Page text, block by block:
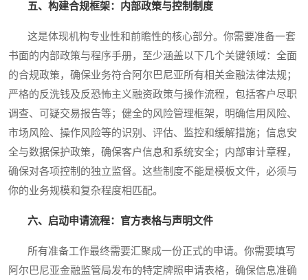
五、构建合规框架：内部政策与控制制度
这是体现机构专业性和前瞻性的核心部分。你需要准备一套
书面的内部政策与程序手册，至少涵盖以下几个关键领域：全面
的合规政策，确保业务符合阿尔巴尼亚所有相关金融法律法规；
严格的反洗钱及反恐怖主义融资政策与操作流程，包括客户尽职
调查、可疑交易报告等；健全的风险管理框架，明确信用风险、
市场风险、操作风险等的识别、评估、监控和缓解措施；信息安
全与数据保护政策，确保客户信息和系统安全；内部审计章程，
确保对各项控制的独立监督。这些制度不能是模板文件，必须与
你的业务规模和复杂程度相匹配。
六、启动申请流程：官方表格与声明文件
所有准备工作最终需要汇聚成一份正式的申请。你需要填写
阿尔巴尼亚金融监管局发布的特定牌照申请表格，确保信息准确